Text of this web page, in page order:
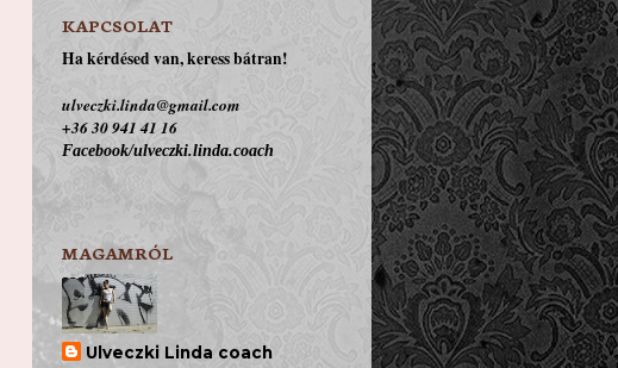
KAPCSOLAT
Ha kérdésed van, keress bátran!
ulveczki.linda@gmail.com
+36 30 941 41 16
Facebook/ulveczki.linda.coach
MAGAMRÓL
Ulveczki Linda coach